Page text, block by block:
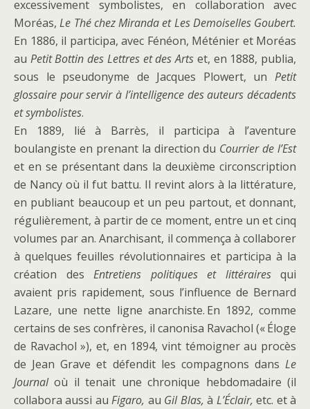
excessivement symbolistes, en collaboration avec
Moréas,Le Thé chez Miranda et Les Demoiselles Goubert.
En 1886, il participa, avec Fénéon, Méténier et Moréas
au Petit Bottin des Lettres et des Arts et, en 1888, publia,
sous le pseudonyme de Jacques Plowert, un Petit
glossaire pour servir à l’intelligence des auteurs décadents
et symbolistes.
En 1889, lié à Barrès, il participa à l’aventure
boulangiste en prenant la direction du Courrier de l’Est
et en se présentant dans la deuxième circonscription
de Nancy où il fut battu. Il revint alors à la littérature,
en publiant beaucoup et un peu partout, et donnant,
régulièrement, à partir de ce moment, entre un et cinq
volumes par an. Anarchisant, il commença à collaborer
à quelques feuilles révolutionnaires et participa à la
création des Entretiens politiques et littérairesqui
avaient pris rapidement, sous l’influence de Bernard
Lazare, une nette ligne anarchiste. En 1892, comme
certains de ses confrères, il canonisa Ravachol (« Éloge
de Ravachol »), et, en 1894, vint témoigner au procès
de Jean Grave et défendit les compagnons dans Le
Journaloù il tenait une chronique hebdomadaire (il
collabora aussi auFigaro, au Gil Blas,à L’Éclair,etc. et à